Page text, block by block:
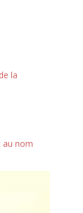
la
au nom